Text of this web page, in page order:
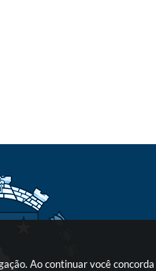
Ao continuar você concorda